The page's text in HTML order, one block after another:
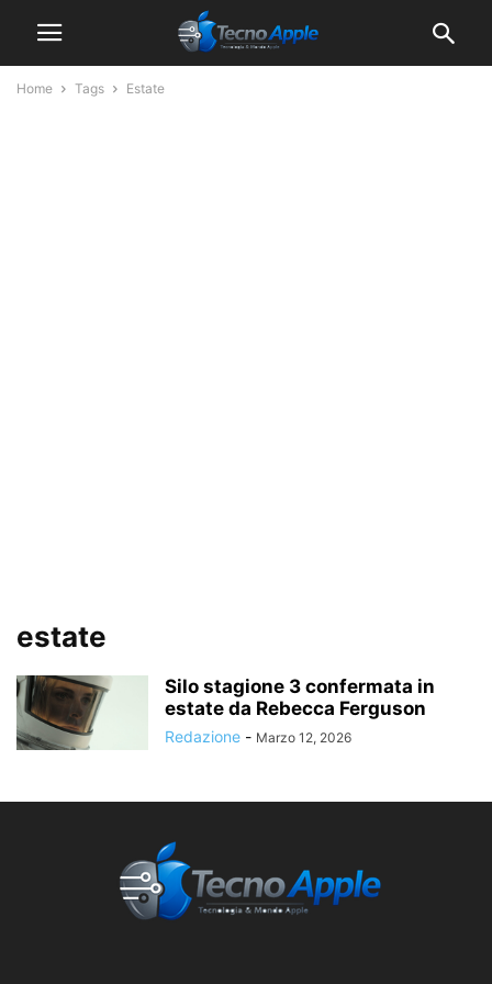
Home Tags Estate
estate
Silo stagione 3 confermata in
estate da Rebecca Ferguson
Redazione - Marzo 12, 2026